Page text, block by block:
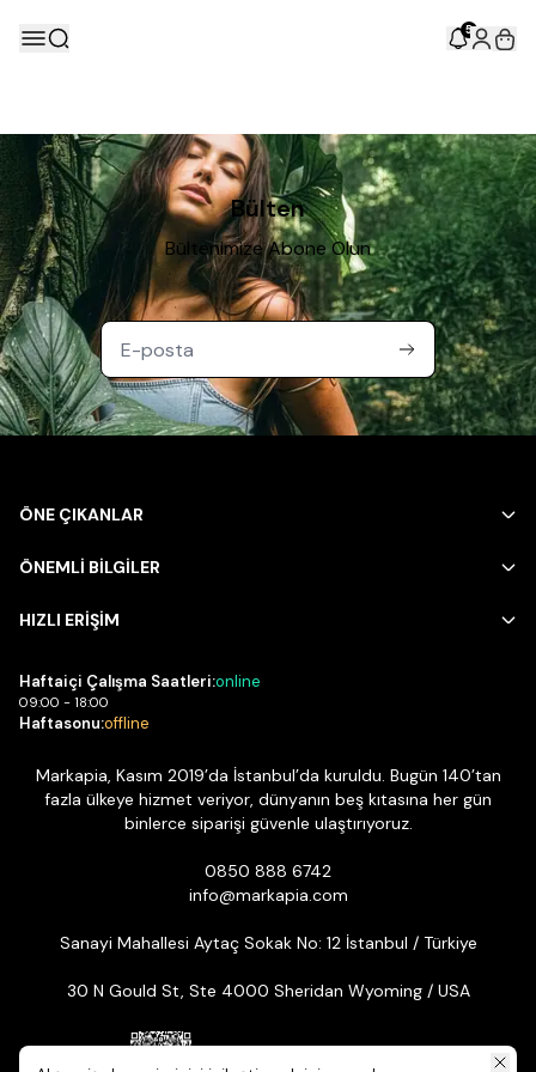
5
Bülten
Bültenimize Abone Olun
ÖNE ÇIKANLAR
ÖNEMLİ BİLGİLER
HIZLI ERİŞİM
Haftaiçi Çalışma Saatleri:online
09:00 - 18:00
Haftasonu:offline
Markapia, Kasım 2019’da İstanbul’da kuruldu. Bugün 140’tan
fazla ülkeye hizmet veriyor, dünyanın beş kıtasına her gün
binlerce siparişi güvenle ulaştırıyoruz.
0850 888 6742
info@markapia.com
Sanayi Mahallesi Aytaç Sokak No: 12 İstanbul / Türkiye
30 N Gould St, Ste 4000 Sheridan Wyoming / USA